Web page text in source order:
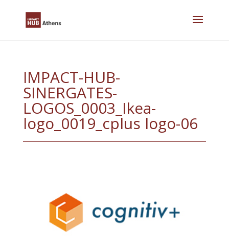
IMPACT-HUB-
SINERGATES-
LOGOS_0003_Ikea-
logo_0019_cplus logo-06